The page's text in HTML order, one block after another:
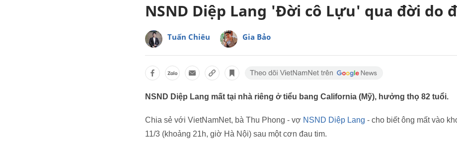
NSND Diệp Lang 'Đời cô Lựu' qua đời do
Tuấn Chiêu Gia Bảo
NSND Diệp Lang mất tại nhà riêng ở tiểu bang California (Mỹ), hưởng thọ 82 tuổi.
Chia sẻ với VietNamNet, bà Thu Phong - vợ NSND Diệp Lang - cho biết ông mất vào
11/3 (khoảng 21h, giờ Hà Nội) sau một cơn đau tim.